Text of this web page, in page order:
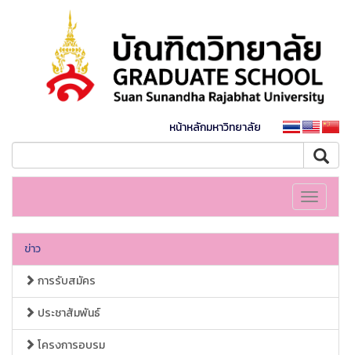
หน้าหลักมหาวิทยาลัย
Toggle
ข่าว
การรับสมัคร
ประชาสัมพันธ์
โครงการอบรม